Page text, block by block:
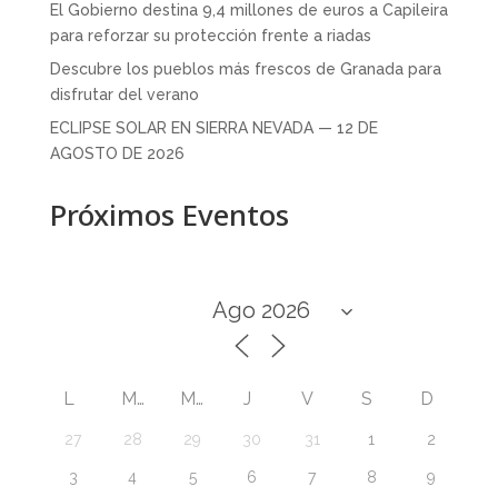
El Gobierno destina 9,4 millones de euros a Capileira
para reforzar su protección frente a riadas
Descubre los pueblos más frescos de Granada para
disfrutar del verano
ECLIPSE SOLAR EN SIERRA NEVADA — 12 DE
AGOSTO DE 2026
Próximos Eventos
L M M J V S D
27 28 29 30 31 1 2
3 4 5 6 7 8 9